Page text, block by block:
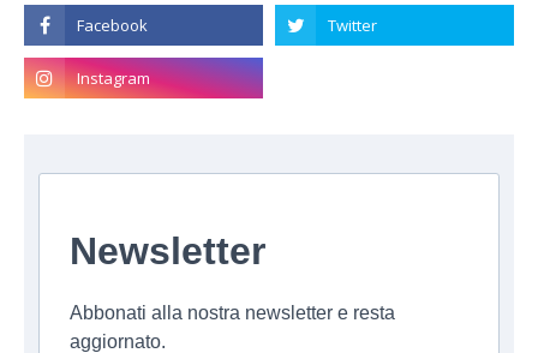
Newsletter
Abbonati alla nostra newsletter e resta
aggiornato.